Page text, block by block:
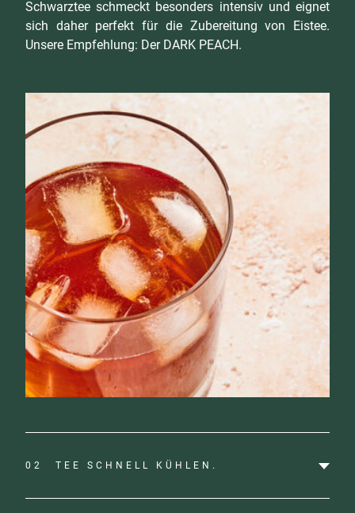
Schwarztee schmeckt besonders intensiv und eignet
sich daher perfekt für die Zubereitung von Eistee.
Unsere Empfehlung: Der DARK PEACH.
02 TEE SCHNELL KÜHLEN.